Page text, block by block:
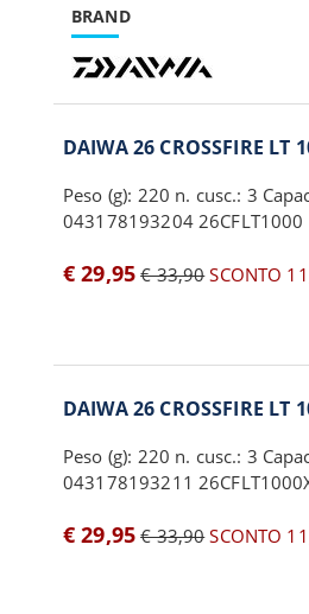
BRAND
DAIWA 26 CROSSFIRE LT
Peso (g): 220 n. cusc.: 3
043178193204 26CFLT1000
€ 29,95 € 33,90SCONTO
DAIWA 26 CROSSFIRE LT
Peso (g): 220 n. cusc.: 3
043178193211
€ 29,95 € 33,90SCONTO